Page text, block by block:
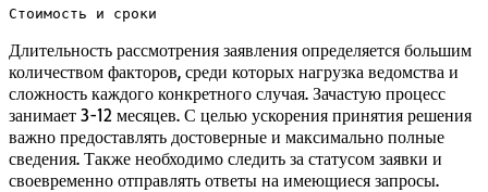
Стоимость и сроки
Длительность рассмотрения заявления определяется большим
количеством факторов, среди которых нагрузка ведомства и
сложность каждого конкретного случая. Зачастую процесс
занимает 3-12 месяцев. С целью ускорения принятия решения
важно предоставлять достоверные и максимально полные
сведения. Также необходимо следить за статусом заявки и
своевременно отправлять ответы на имеющиеся запросы.